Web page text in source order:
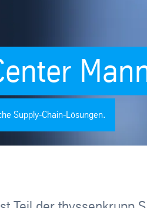
Supply-Chain-Lösungen.